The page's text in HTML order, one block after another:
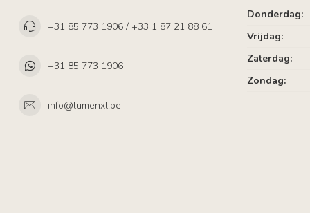
+31 85 773 1906 / +33 1 87 21 88 61
+31 85 773 1906
info@lumenxl.be
Donderdag:
Vrijdag:
Zaterdag:
Zondag: